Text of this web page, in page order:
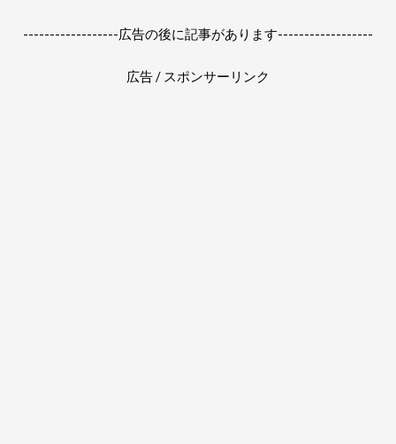
------------------広告の後に記事があります------------------
広告 / スポンサーリンク